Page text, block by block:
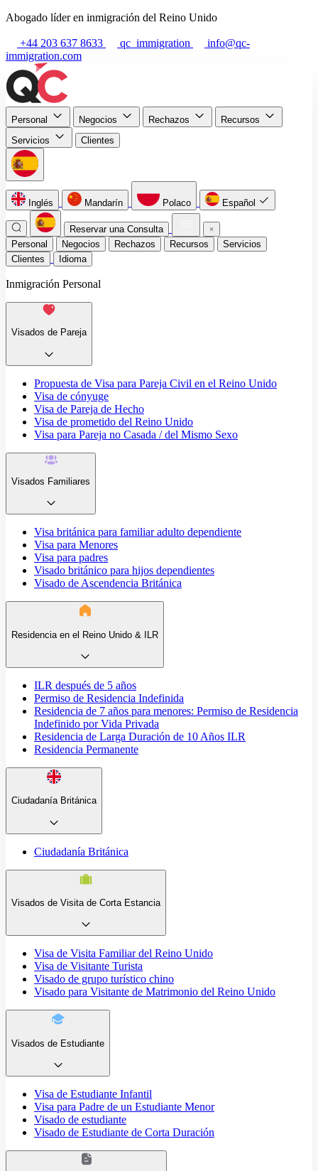
Abogado líder en inmigración del Reino Unido
+44 203 637 8633 qc_immigration
info@qc-
immigration.com
Personal Negocios Rechazos
Recursos
Servicios
Clientes
Inglés Mandarín Polaco Español
Reservar una Consulta
Personal
Negocios Rechazos Recursos
Servicios
Clientes
Idioma
Inmigración Personal
Visados de Pareja
Propuesta de Visa para Pareja Civil en el Reino Unido
Visa de cónyuge
Visa de Pareja de Hecho
Visa de prometido del Reino Unido
Visa para Pareja no Casada / del Mismo Sexo
Visados Familiares
Visa británica para familiar adulto dependiente
Visa para Menores
Visa para padres
Visado británico para hijos dependientes
Visado de Ascendencia Británica
Residencia en el Reino Unido & ILR
ILR después de 5 años
Permiso de Residencia Indefinida
Residencia de 7 años para menores: Permiso de Residencia
Indefinido por Vida Privada
Residencia de Larga Duración de 10 Años ILR
Residencia Permanente
Ciudadanía Británica
Ciudadanía Británica
Visados de Visita de Corta Estancia
Visa de Visita Familiar del Reino Unido
Visa de Visitante Turista
Visado de grupo turístico chino
Visado para Visitante de Matrimonio del Reino Unido
Visados de Estudiante
Visa de Estudiante Infantil
Visa para Padre de un Estudiante Menor
Visado de estudiante
Visado de Estudiante de Corta Duración